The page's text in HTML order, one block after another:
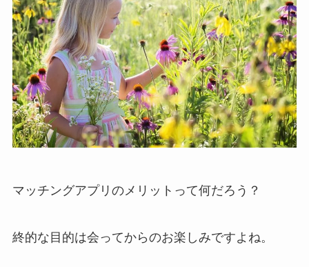
マッチングアプリのメリットって何だろう？
終的な目的は会ってからのお楽しみですよね。